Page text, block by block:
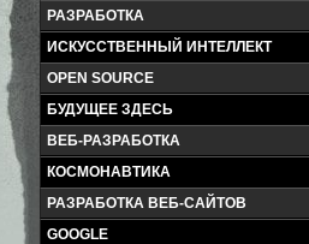
РАЗРАБОТКА
ИСКУССТВЕННЫЙ ИНТЕЛЛЕКТ
OPEN SOURCE
БУДУЩЕЕ ЗДЕСЬ
ВЕБ-РАЗРАБОТКА
КОСМОНАВТИКА
РАЗРАБОТКА ВЕБ-САЙТОВ
GOOGLE